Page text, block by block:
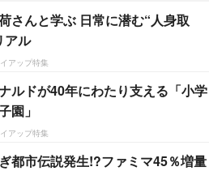
さんと学ぶ 日常に潜む“人身取
アル
アップ特集
ルドが40年にわたり支える「小学
園」
アップ特集
都市伝説発生!?ファミマ45％増量